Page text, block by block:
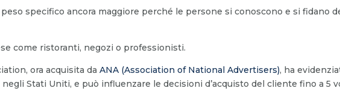
specifico ancora maggiore perché le persone si conoscono e si fidano
come ristoranti, negozi o professionisti.
ora acquisita daANA (Association of National Advertisers), ha
Stati Uniti, e può influenzare le decisioni d’acquisto del cliente fino a 5